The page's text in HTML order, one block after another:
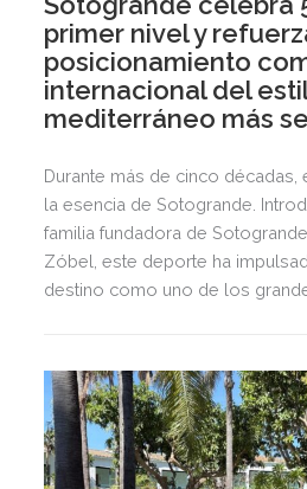
primer nivel y
posicionamiento
internacional del
mediterráneo más
Durante más de cinco
la esencia de Sotogrande.
familia fundadora de
Zóbel, este deporte ha
destino como uno de los
exclusiva agenda social.